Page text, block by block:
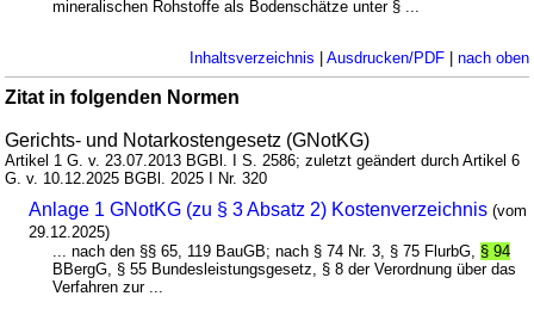
mineralischen Rohstoffe als Bodenschätze unter § ...
Inhaltsverzeichnis | Ausdrucken/PDF| nach oben
Zitat in folgenden Normen
Gerichts- und Notarkostengesetz (GNotKG)
Artikel 1 G. v. 23.07.2013 BGBl. I S. 2586; zuletzt geändert durch Artikel 6
G. v. 10.12.2025 BGBl. 2025 I Nr. 320
Anlage 1 GNotKG (zu § 3 Absatz 2) Kostenverzeichnis (vom
29.12.2025)
... nach den §§ 65, 119 BauGB; nach § 74 Nr. 3, § 75 FlurbG, § 94
BBergG, § 55 Bundesleistungsgesetz, § 8 der Verordnung über das
Verfahren zur ...